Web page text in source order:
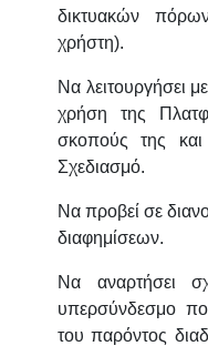
δικτυακών
χρήστη).
Να λειτουργήσει
χρήση της
σκοπούς της
Σχεδιασμό.
Να προβεί σε
διαφημίσεων.
Να αναρτήσει
υπερσύνδεσμο
του παρόντος